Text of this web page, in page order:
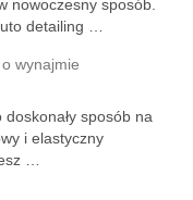
nowoczesny sposób.
detailing …
wynajmie
sposób na
i elastyczny
…